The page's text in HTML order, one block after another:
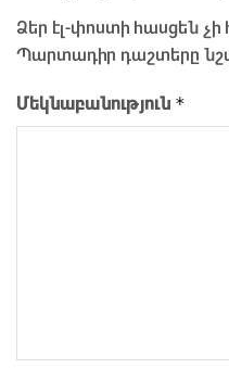
Ձեր էլ-փոստի հասցեն չի
Պարտադիր դաշտերը
Մեկնաբանություն *